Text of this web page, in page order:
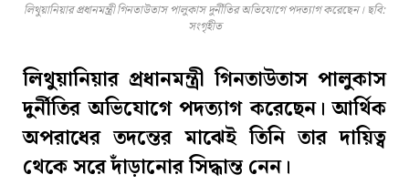
লিথুয়ানিয়ার প্রধানমন্ত্রী গিনতাউতাস পালুকাস দুর্নীতির অভিযোগে পদত্যাগ করেছেন। ছবি:
সংগৃহীত
লিথুয়ানিয়ার প্রধানমন্ত্রী গিনতাউতাস পালুকাস
দুর্নীতির অভিযোগে পদত্যাগ করেছেন। আর্থিক
অপরাধের তদন্তের মাঝেই তিনি তার দায়িত্ব
থেকে সরে দাঁড়ানোর সিদ্ধান্ত নেন।